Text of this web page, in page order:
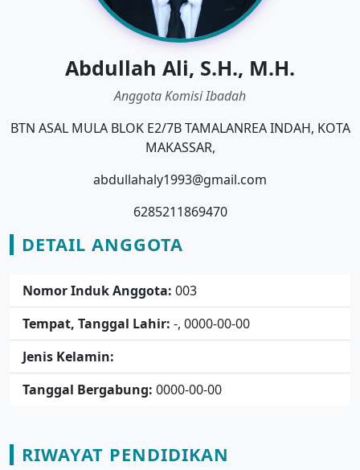
Abdullah Ali, S.H., M.H.
Anggota Komisi Ibadah
BTN ASAL MULA BLOK E2/7B TAMALANREA INDAH, KOTA
MAKASSAR,
abdullahaly1993@gmail.com
6285211869470
DETAIL ANGGOTA
Nomor Induk Anggota: 003
Tempat, Tanggal Lahir: -, 0000-00-00
Jenis Kelamin:
Tanggal Bergabung: 0000-00-00
RIWAYAT PENDIDIKAN